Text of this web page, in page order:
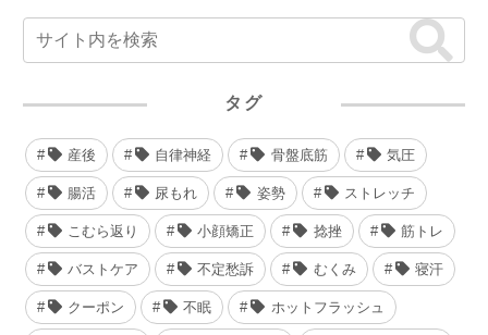
めます。けど楽なのかいつの間にか元に
タグ
産後 自律神経 骨盤底筋 気圧
腸活 尿もれ 姿勢 ストレッチ
こむら返り 小顔矯正 捻挫 筋トレ
バストケア 不定愁訴 むくみ 寝汗
クーポン 不眠 ホットフラッシュ